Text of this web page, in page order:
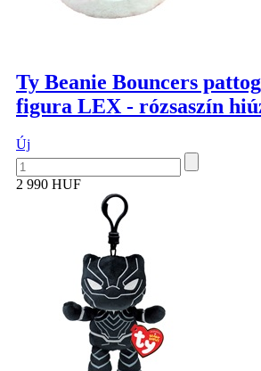
Ty Beanie Bouncers
figura LEX - rózsaszín
Új
2 990 HUF